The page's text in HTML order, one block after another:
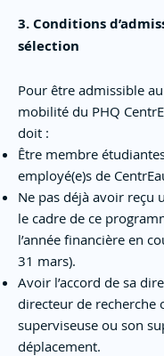
3. Conditions
sélection
Pour être admissible
mobilité du PHQ
doit :
Être membre
employé(e)s de
Ne pas déjà avoir reçu
le cadre de ce
l’année financière en
31 mars).
Avoir l’accord de sa
directeur de recherche
superviseuse ou son
déplacement.